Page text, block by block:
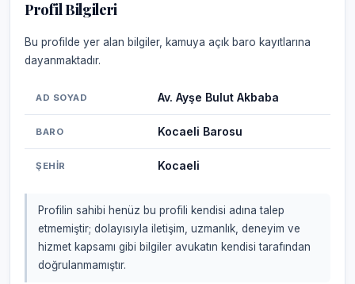
Profil Bilgileri
Bu profilde yer alan bilgiler, kamuya açık baro kayıtlarına
dayanmaktadır.
AD SOYAD Av. Ayşe Bulut Akbaba
BARO Kocaeli Barosu
ŞEHIR Kocaeli
Profilin sahibi henüz bu profili kendisi adına talep
etmemiştir; dolayısıyla iletişim, uzmanlık, deneyim ve
hizmet kapsamı gibi bilgiler avukatın kendisi tarafından
doğrulanmamıştır.